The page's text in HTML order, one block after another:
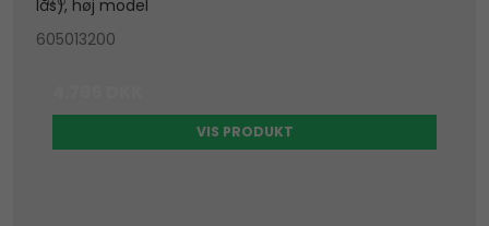
lås), høj model
605013200
VIS PRODUKT